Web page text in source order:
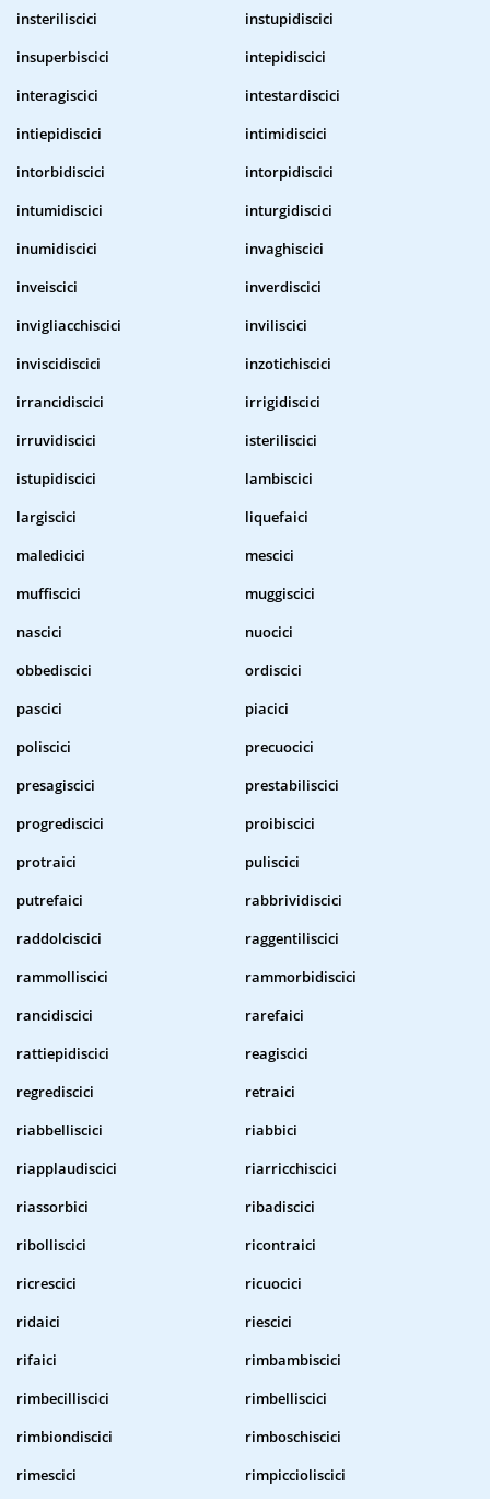
insteriliscici
instupidiscici
insuperbiscici
intepidiscici
interagiscici
intestardiscici
intiepidiscici
intimidiscici
intorbidiscici
intorpidiscici
intumidiscici
inturgidiscici
inumidiscici
invaghiscici
inveiscici
inverdiscici
invigliacchiscici
inviliscici
inviscidiscici
inzotichiscici
irrancidiscici
irrigidiscici
irruvidiscici
isteriliscici
istupidiscici
lambiscici
largiscici
liquefaici
maledicici
mescici
muffiscici
muggiscici
nascici
nuocici
obbediscici
ordiscici
pascici
piacici
poliscici
precuocici
presagiscici
prestabiliscici
progrediscici
proibiscici
protraici
puliscici
putrefaici
rabbrividiscici
raddolciscici
raggentiliscici
rammolliscici
rammorbidiscici
rancidiscici
rarefaici
rattiepidiscici
reagiscici
regrediscici
retraici
riabbelliscici
riabbici
riapplaudiscici
riarricchiscici
riassorbici
ribadiscici
ribolliscici
ricontraici
ricrescici
ricuocici
ridaici
riescici
rifaici
rimbambiscici
rimbecilliscici
rimbelliscici
rimbiondiscici
rimboschiscici
rimescici
rimpiccioliscici